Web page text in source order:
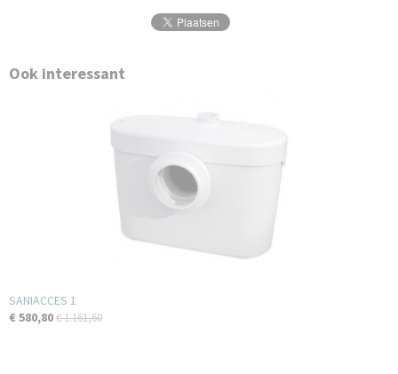
Ook interessant
SANIACCES 1
€ 580,80€ 1.161,60